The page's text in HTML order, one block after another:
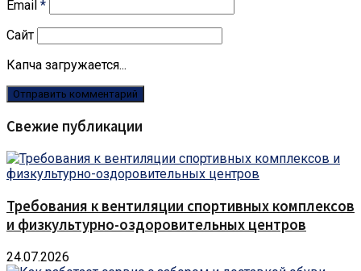
Email *
Сайт
Капча загружается...
Свежие публикации
Требования к вентиляции спортивных комплексов
и физкультурно-оздоровительных центров
24.07.2026